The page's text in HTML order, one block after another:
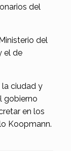
del
del
el de
la ciudad y
gobierno
en los
Koopmann.